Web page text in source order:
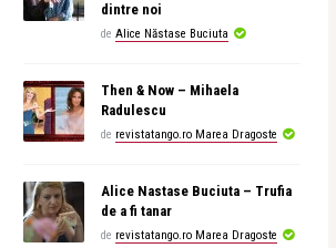
dintre noi
de Alice Năstase Buciuta
Then & Now – Mihaela
Radulescu
de revistatango.ro Marea Dragoste
Alice Nastase Buciuta – Trufia
de a fi tanar
de revistatango.ro Marea Dragoste